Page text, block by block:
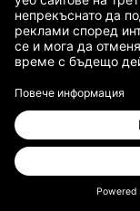
G-FRAME
задвижвания